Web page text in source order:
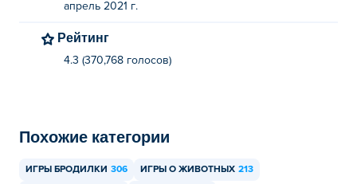
апрель 2021 г.
Рейтинг
4.3 (370,768 голосов)
Похожие категории
ИГРЫ БРОДИЛКИ 306 ИГРЫ О ЖИВОТНЫХ 213